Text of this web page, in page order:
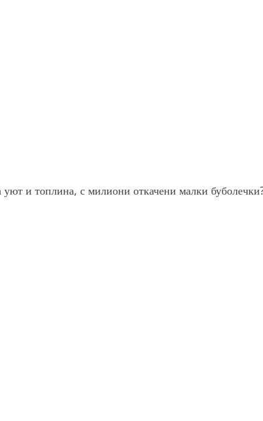
и топлина, с милиони откачени малки